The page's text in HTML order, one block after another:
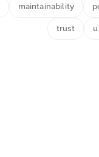
maintainability
trust